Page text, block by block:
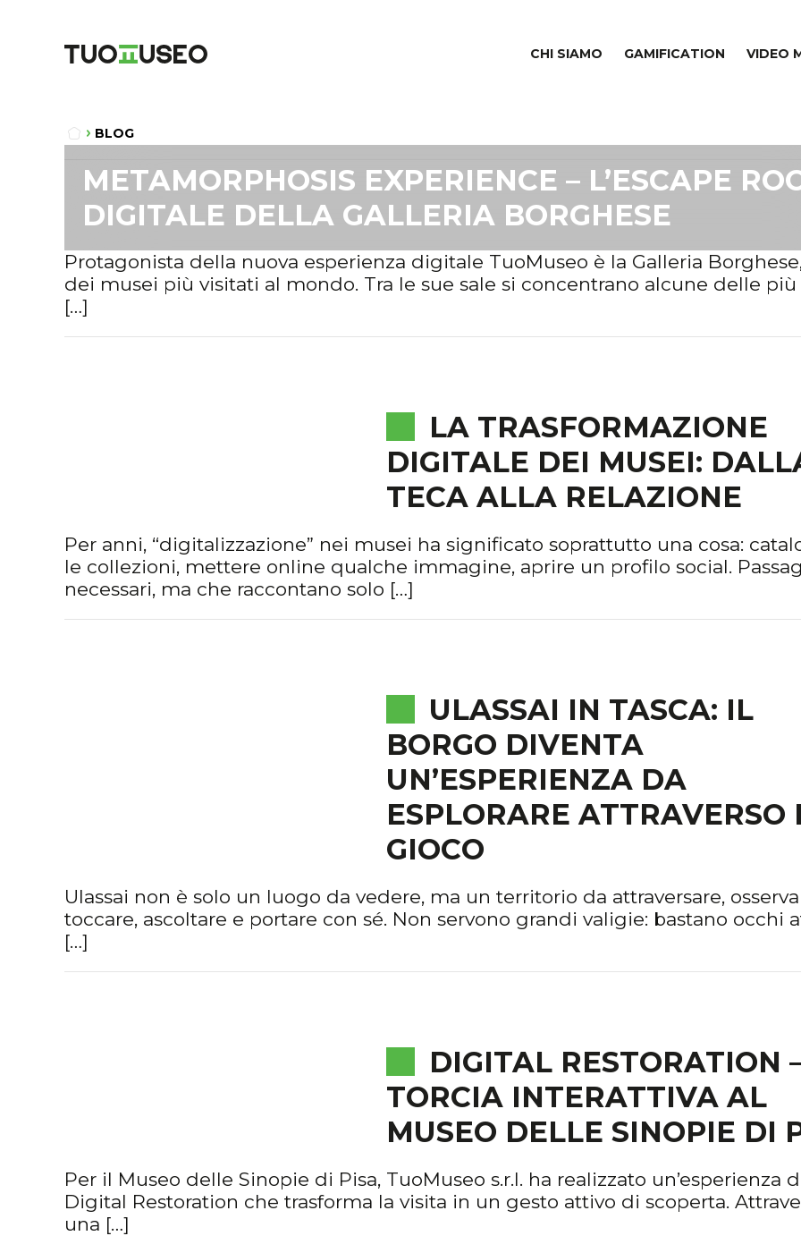
CHI SIAMO GAMIFICATION VIDEO
BLOG
METAMORPHOSIS EXPERIENCE – L’ESCAPE
DIGITALE DELLA GALLERIA BORGHESE
Protagonista della nuova esperienza digitale TuoMuseo è la Galleria
dei musei più visitati al mondo. Tra le sue sale si concentrano alcune delle
[…]
LA TRASFORMAZIONE
DIGITALE DEI MUSEI:
TECA ALLA RELAZIONE
Per anni, “digitalizzazione” nei musei ha significato soprattutto una cosa:
le collezioni, mettere online qualche immagine, aprire un profilo social.
necessari, ma che raccontano solo […]
ULASSAI IN TASCA: IL
BORGO DIVENTA
UN’ESPERIENZA DA
ESPLORARE ATTRAVERSO
GIOCO
Ulassai non è solo un luogo da vedere, ma un territorio da attraversare,
toccare, ascoltare e portare con sé. Non servono grandi valigie: bastano occhi
[…]
DIGITAL RESTORATION
TORCIA INTERATTIVA AL
MUSEO DELLE SINOPIE DI
Per il Museo delle Sinopie di Pisa, TuoMuseo s.r.l. ha realizzato un’esperienza
Digital Restoration che trasforma la visita in un gesto attivo di scoperta.
una […]